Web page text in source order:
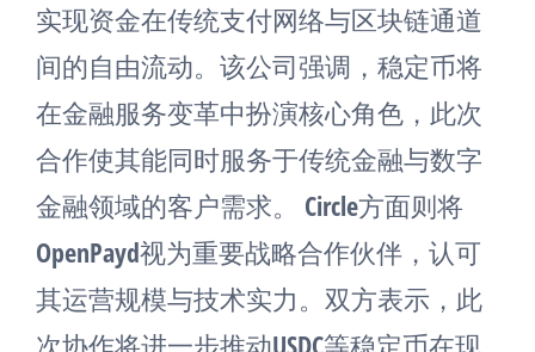
实现资金在传统支付网络与区块链通道
间的自由流动。该公司强调，稳定币将
在金融服务变革中扮演核心角色，此次
合作使其能同时服务于传统金融与数字
金融领域的客户需求。 Circle方面则将
OpenPayd视为重要战略合作伙伴，认可
其运营规模与技术实力。双方表示，此
次协作将进一步推动USDC等稳定币在现